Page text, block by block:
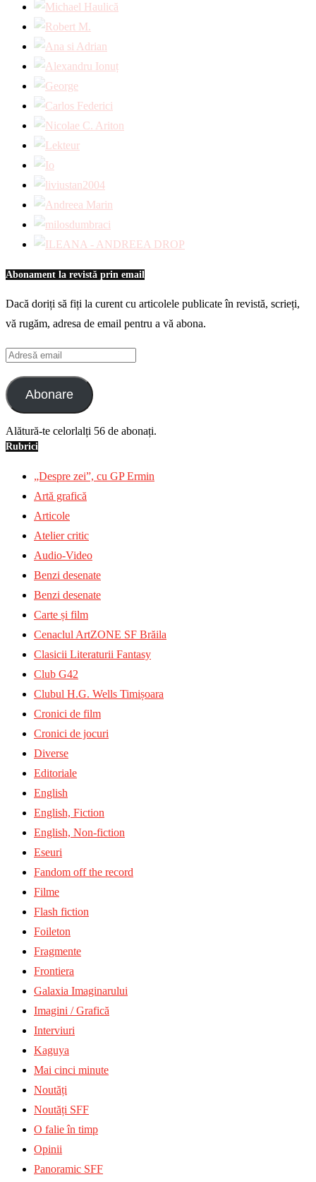
Abonament la revistă prin email
Dacă doriți să fiți la curent cu articolele publicate în revistă, scrieți,
vă rugăm, adresa de email pentru a vă abona.
Adresă
email
Abonare
Alătură-te celorlalți 56 de abonați.
Rubrici
„Despre zei”, cu GP Ermin
Artă grafică
Articole
Atelier critic
Audio-Video
Benzi desenate
Benzi desenate
Carte și film
Cenaclul ArtZONE SF Brăila
Clasicii Literaturii Fantasy
Club G42
Clubul H.G. Wells Timișoara
Cronici de film
Cronici de jocuri
Diverse
Editoriale
English
English, Fiction
English, Non-fiction
Eseuri
Fandom off the record
Filme
Flash fiction
Foileton
Fragmente
Frontiera
Galaxia Imaginarului
Imagini / Grafică
Interviuri
Kaguya
Mai cinci minute
Noutăți
Noutăți SFF
O falie în timp
Opinii
Panoramic SFF